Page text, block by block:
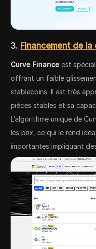
3. Financement de la
Curve Finance est
offrant un faible
stablecoins. Il est très
pièces stables et sa
L’algorithme unique de
les prix, ce qui le rend
importantes impliquant